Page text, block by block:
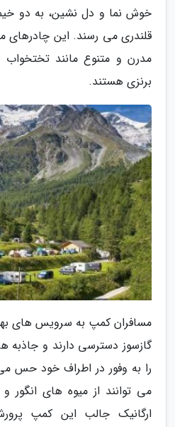
خوش نما و دل نشین، به دو
قلندری می رسند. این چادرهای
مدرن و متنوع مانند
برنزی هستند.
مسافران کمپ به سرویس های
گازسوز دسترسی دارند و
را به وفور در اطراف خود حس می
می توانند از میوه های انگور
ارگانیک جالب این کمپ